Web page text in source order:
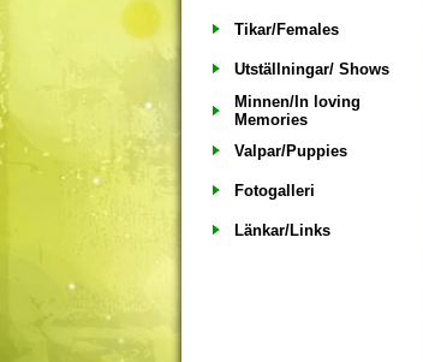
Tikar/Females
Utställningar/ Shows
Minnen/In loving
Memories
Valpar/Puppies
Fotogalleri
Länkar/Links